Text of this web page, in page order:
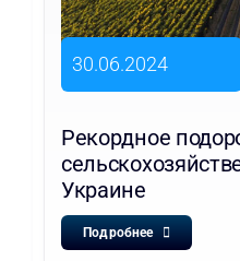
30.06.2024
Рекордное
Украине
Подробнее